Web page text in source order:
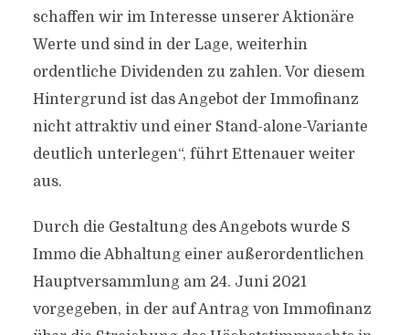
schaffen wir im Interesse unserer Aktionäre
Werte und sind in der Lage, weiterhin
ordentliche Dividenden zu zahlen. Vor diesem
Hintergrund ist das Angebot der Immofinanz
nicht attraktiv und einer Stand-alone-Variante
deutlich unterlegen“, führt Ettenauer weiter
aus.
Durch die Gestaltung des Angebots wurde S
Immo die Abhaltung einer außerordentlichen
Hauptversammlung am 24. Juni 2021
vorgegeben, in der auf Antrag von Immofinanz